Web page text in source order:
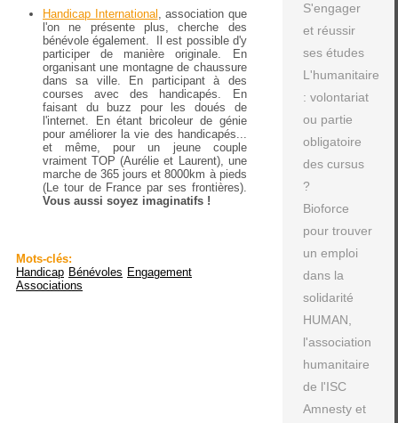
Handicap International , association que
l'on ne présente plus, cherche des
bénévole également. Il est possible d'y
participer de manière originale. En
organisant une montagne de chaussure
dans sa ville. En participant à des
courses avec des handicapés. En
faisant du buzz pour les doués de
l'internet. En étant bricoleur de génie
pour améliorer la vie des handicapés...
et même, pour un jeune couple
vraiment TOP (Aurélie et Laurent), une
marche de 365 jours et 8000km à pieds
(Le tour de France par ses frontières).
Vous aussi soyez imaginatifs !
Mots-clés:
Handicap Bénévoles Engagement
Associations
S'engager
et réussir
ses études
L'humanitaire
: volontariat
ou partie
obligatoire
des cursus
?
Bioforce
pour trouver
un emploi
dans la
solidarité
HUMAN,
l'association
humanitaire
de l'ISC
Amnesty et